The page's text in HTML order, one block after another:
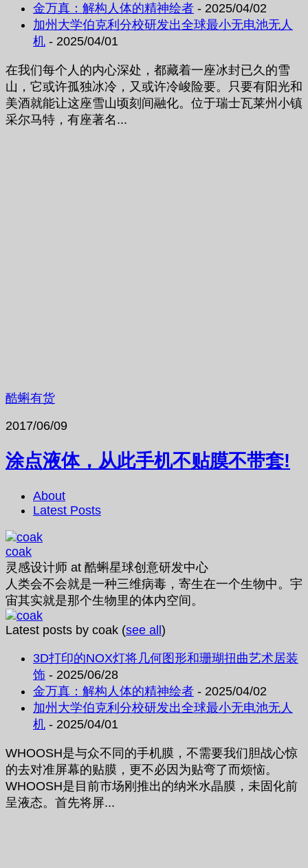
金万真：解构人体的精神绘者 - 2025/04/02
加州大学伯克利分校研发出全球最小无电池无人
机 - 2025/04/01
在我们每个人的内心深处，都藏着一座冰封已久的雪
山，它或许孤独冰冷，又或许冷峻险要。只要有阳光和
美酒就能让这座雪山顷刻间融化。位于瑞士瓦莱州小镇
采尔马特，有座著名...
酷蝌有货
2017/06/09
涂点液体，从此手机不贴膜不带套!
About
Latest Posts
coak
灵感设计师 at 酷蝌星球创意研发中心
人类会不会就是一种三维病毒，寄生在一个生物中。宇
宙其实就是那个生物里的体内空间。
Latest posts by coak (see all)
3D打印的NOX灯将几何图形和珊瑚扭曲艺术居装
饰 - 2025/06/28
金万真：解构人体的精神绘者 - 2025/04/02
加州大学伯克利分校研发出全球最小无电池无人
机 - 2025/04/01
WHOOSH是与众不同的手机膜，不需要我们胆战心惊
的去对准屏幕的贴膜，更不必因为贴弯了而烦恼。
WHOOSH是目前市场刚推出的纳米水晶膜，未固化前
呈液态。首先将屏...